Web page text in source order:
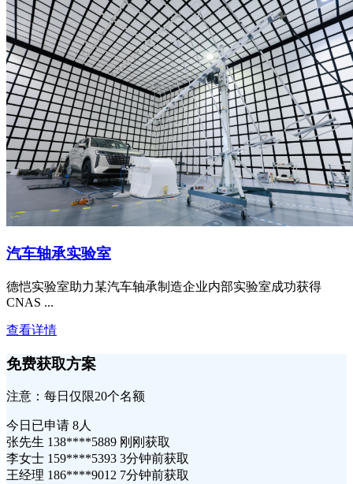
汽车轴承实验室
德恺实验室助力某汽车轴承制造企业内部实验室成功获得
CNAS ...
查看详情
免费获取方案
注意：每日仅限20个名额
今日已申请 8人
张先生 138****5889 刚刚获取
李女士 159****5393 3分钟前获取
王经理 186****9012 7分钟前获取